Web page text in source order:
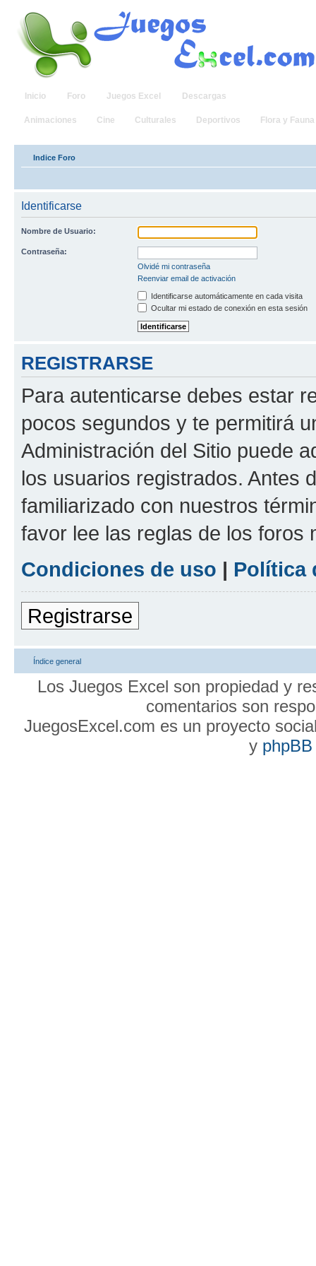
Inicio Foro Juegos Excel Descargas
Animaciones Cine Culturales Deportivos Flora y Fauna
Indice Foro
Identificarse
Nombre de Usuario:
Contraseña:
Olvidé mi contraseña
Reenviar email de activación
Identificarse automáticamente en cada visita
Ocultar mi estado de conexión en esta sesión
REGISTRARSE
Para autenticarse debes estar
pocos segundos y te permitirá
Administración del Sitio puede
los usuarios registrados. Antes
familiarizado con nuestros
favor lee las reglas de los foros
Condiciones de uso | Política
Registrarse
Índice general
Los Juegos Excel son propiedad y
comentarios son
JuegosExcel.com es un proyecto
y phpBB